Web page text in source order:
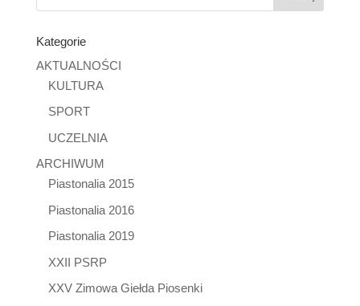
Kategorie
AKTUALNOŚCI
KULTURA
SPORT
UCZELNIA
ARCHIWUM
Piastonalia 2015
Piastonalia 2016
Piastonalia 2019
XXII PSRP
XXV Zimowa Giełda Piosenki